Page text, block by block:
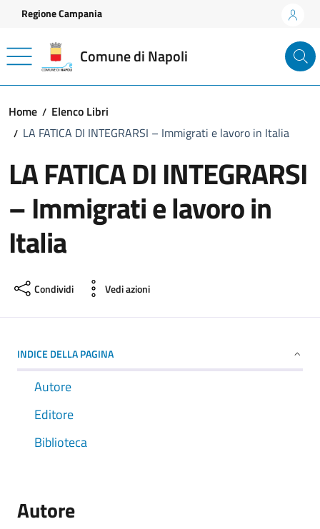
Vai ai contenuti
Vai al footer
Regione Campania
Comune di Napoli
Home
Elenco Libri
LA FATICA DI INTEGRARSI – Immigrati e lavoro in Italia
LA FATICA DI INTEGRARSI
– Immigrati e lavoro in
Italia
Condividi Vedi azioni
INDICE DELLA PAGINA
Autore
Editore
Biblioteca
Autore